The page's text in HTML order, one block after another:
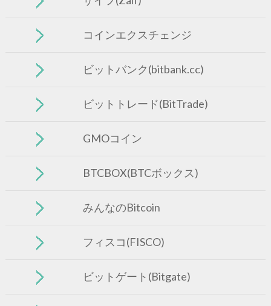
コインエクスチェンジ
ビットバンク(bitbank.cc)
ビットトレード(BitTrade)
GMOコイン
BTCBOX(BTCボックス)
みんなのBitcoin
フィスコ(FISCO)
ビットゲート(Bitgate)